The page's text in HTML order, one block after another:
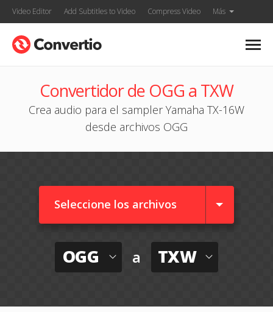
Video Editor Add Subtitles to Video Compress Video Más
Convertidor de OGG a TXW
Crea audio para el sampler Yamaha TX-16W
desde archivos OGG
Seleccione los archivos
OGG a TXW